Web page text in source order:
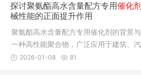
探讨聚氨酯高水含量配方专用催化剂
械性能的正面提升作用
聚氨酯高水含量配方专用催化剂的背景
一种高性能聚合物，广泛应用于建筑、
域。其优异
2026-01-08 81